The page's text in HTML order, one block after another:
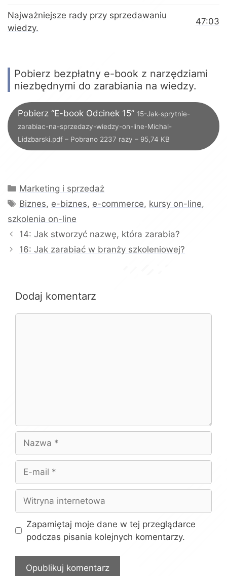
Najważniejsze rady przy sprzedawaniu
wiedzy.
47:03
Pobierz bezpłatny e-book z narzędziami
niezbędnymi do zarabiania na wiedzy.
Pobierz “E-book Odcinek 15” 15-Jak-sprytnie-
zarabiac-na-sprzedazy-wiedzy-on-line-Michal-
Lidzbarski.pdf – Pobrano 2237 razy – 95,74 KB
Kategorie
Marketing i sprzedaż
Tagi
Biznes, e-biznes, e-commerce, kursy on-line,
szkolenia on-line
14: Jak stworzyć nazwę, która zarabia?
16: Jak zarabiać w branży szkoleniowej?
Dodaj komentarz
mail
internetowa
Zapamiętaj moje dane w tej przeglądarce
podczas pisania kolejnych komentarzy.